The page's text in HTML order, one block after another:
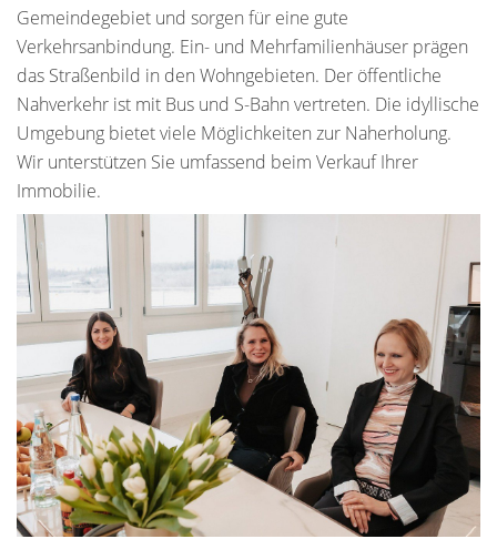
Gemeindegebiet und sorgen für eine gute
Verkehrsanbindung. Ein- und Mehrfamilienhäuser prägen
das Straßenbild in den Wohngebieten. Der öffentliche
Nahverkehr ist mit Bus und S-Bahn vertreten. Die idyllische
Umgebung bietet viele Möglichkeiten zur Naherholung.
Wir unterstützen Sie umfassend beim Verkauf Ihrer
Immobilie.